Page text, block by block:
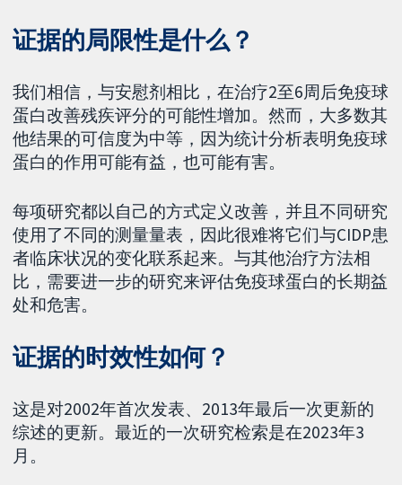
证据的局限性是什么？
我们相信，与安慰剂相比，在治疗2至6周后免疫球
蛋白改善残疾评分的可能性增加。然而，大多数其
他结果的可信度为中等，因为统计分析表明免疫球
蛋白的作用可能有益，也可能有害。
每项研究都以自己的方式定义改善，并且不同研究
使用了不同的测量量表，因此很难将它们与CIDP患
者临床状况的变化联系起来。与其他治疗方法相
比，需要进一步的研究来评估免疫球蛋白的长期益
处和危害。
证据的时效性如何？
这是对2002年首次发表、2013年最后一次更新的
综述的更新。最近的一次研究检索是在2023年3
月。